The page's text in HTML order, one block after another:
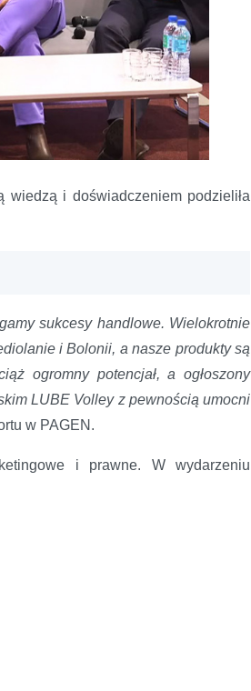
wiedzą i doświadczeniem podzieliła
sukcesy handlowe. Wielokrotnie
i Bolonii, a nasze produkty są
ogromny potencjał, a ogłoszony
LUBE Volley z pewnością umocni
w PAGEN.
i prawne. W wydarzeniu